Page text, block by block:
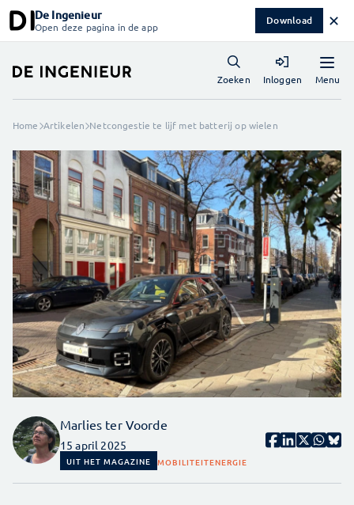
De Ingenieur
Open deze pagina in de app Download ✕
Menu
Zoeken Inloggen
Home Artikelen Netcongestie te lijf met batterij op wielen
Marlies ter Voorde
15 april 2025
UIT HET MAGAZINE MOBILITEITENERGIE